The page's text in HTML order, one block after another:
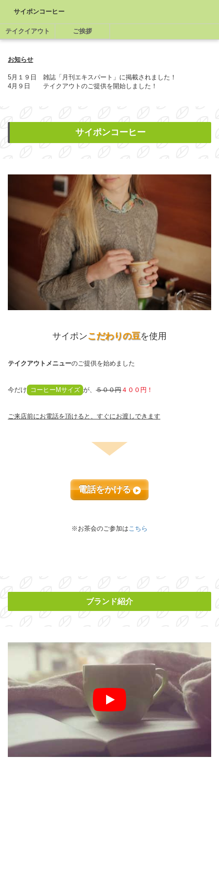
サイポンコーヒー
テイクイアウト ご挨拶
お知らせ
5月１９日 雑誌「月刊エキスパート」に掲載されました！
4月９日 テイクアウトのご提供を開始しました！
サイポンコーヒー
サイポンこだわりの豆を使用
テイクアウトメニューのご提供を始めました
今だけ コーヒーMサイズ が、５００円 ４００円！
ご来店前にお電話を頂けると、すぐにお渡しできます
電話をかける
※お茶会のご参加はこちら
ブランド紹介